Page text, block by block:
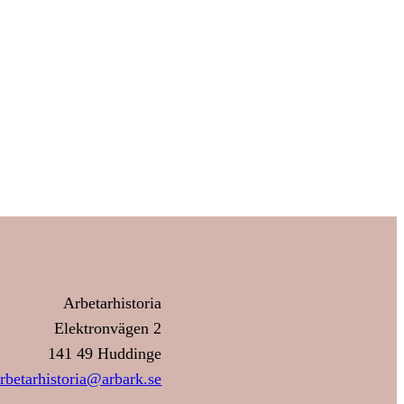
Arbetarhistoria
Elektronvägen 2
141 49 Huddinge